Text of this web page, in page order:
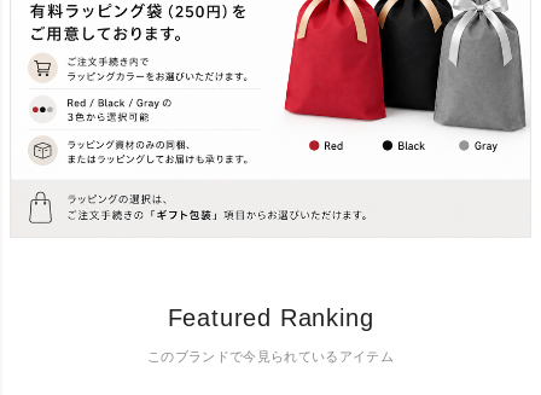
Featured Ranking
このブランドで今見られているアイテム